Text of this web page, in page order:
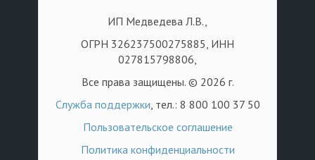
ИП Медведева Л.В.,
ОГРН 326237500275885, ИНН
027815798806,
Все права защищены. © 2026 г.
Служба поддержки, тел.: 8 800 100 37 50
Пользовательское соглашение
Политика конфиденциальности